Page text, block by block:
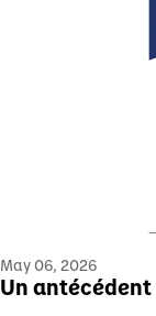
May 06, 2026
Un